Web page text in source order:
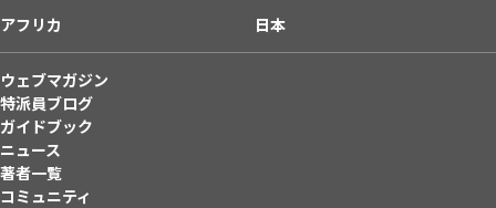
アフリカ
日本
ウェブマガジン
特派員ブログ
ガイドブック
ニュース
著者一覧
コミュニティ